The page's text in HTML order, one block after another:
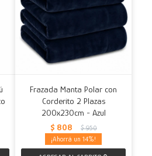
Frazada Manta Polar con
Corderito 2 Plazas
200x230cm - Azul
$ 808 $ 950
14